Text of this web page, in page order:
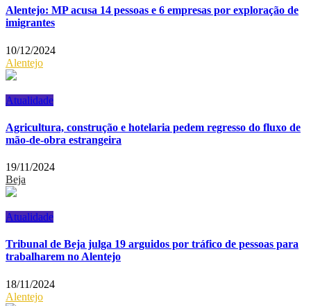
Alentejo: MP acusa 14 pessoas e 6 empresas por exploração de
imigrantes
10/12/2024
Alentejo
Atualidade
Agricultura, construção e hotelaria pedem regresso do fluxo de
mão-de-obra estrangeira
19/11/2024
Beja
Atualidade
Tribunal de Beja julga 19 arguidos por tráfico de pessoas para
trabalharem no Alentejo
18/11/2024
Alentejo